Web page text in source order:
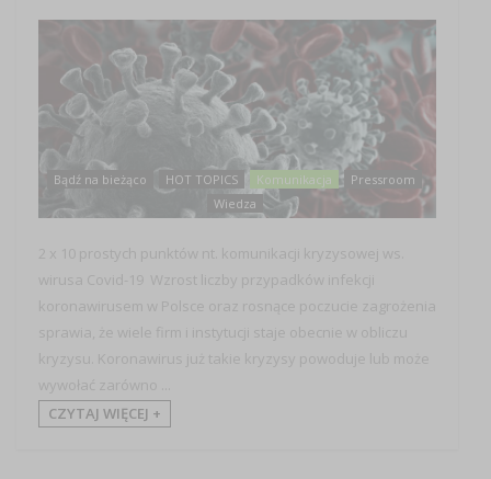
Bądź na bieżąco HOT TOPICS Komunikacja
Pressroom
Wiedza
2 x 10 prostych punktów nt. komunikacji kryzysowej ws.
wirusa Covid-19 Wzrost liczby przypadków infekcji
koronawirusem w Polsce oraz rosnące poczucie zagrożenia
sprawia, że wiele firm i instytucji staje obecnie w obliczu
kryzysu. Koronawirus już takie kryzysy powoduje lub może
wywołać zarówno ...
CZYTAJ WIĘCEJ +